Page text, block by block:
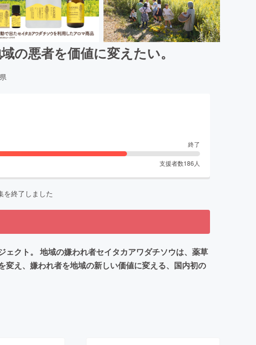
の悪者を価値に変えたい。
終了
支援者数186 人
を終了しました
クト。 地域の嫌われ者セイタカアワダチソウは、薬草
え、嫌われ者を地域の新しい価値に変える、国内初の